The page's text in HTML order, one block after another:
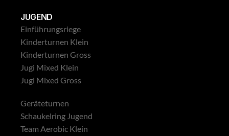
JUGEND
Einführungsriege
Kinderturnen Klein
Kinderturnen Gross
Jugi Mixed Klein
Jugi Mixed Gross
Geräteturnen
Schaukelring Jugend
Team Aerobic Klein